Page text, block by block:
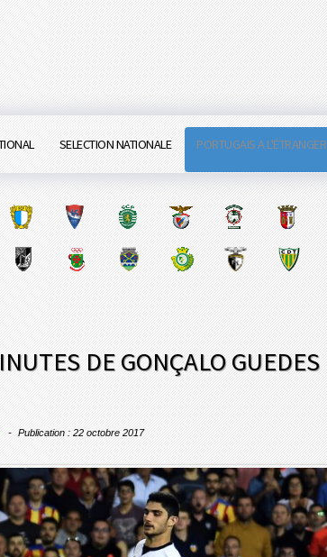
SELECTION NATIONALE PORTUGAIS A L'ÉTRANGER
DE GONÇALO GUEDES
Publication : 22 octobre 2017